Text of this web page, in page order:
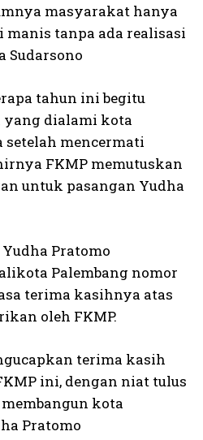
masyarakat hanya
tanpa ada realisasi
Sudarsono
tahun ini begitu
dialami kota
setelah mencermati
FKMP memutuskan
untuk pasangan Yudha
Pratomo
Palembang nomor
terima kasihnya atas
oleh FKMP.
terima kasih
ini, dengan niat tulus
kota
Pratomo